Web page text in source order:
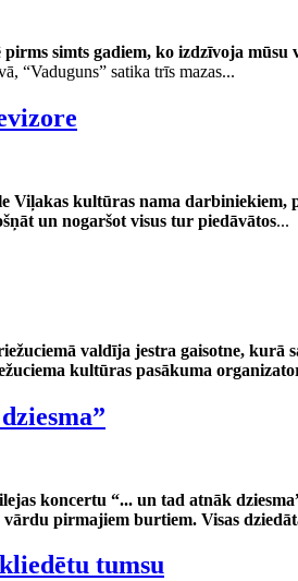
simts gadiem, ko izdzīvoja
“Vaduguns” satika trīs mazas...
Viļakas kultūras nama
un nogaršot visus tur piedāvātos...
valdīja jestra gaisotne, kurā
kultūras pasākuma
koncertu “... un tad atnāk
pirmajiem burtiem. Visas
tumsu